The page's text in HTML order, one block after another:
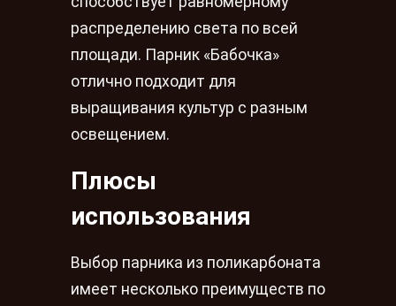
распределению света по всей
площади. Парник «Бабочка»
отлично подходит для
выращивания культур с разным
освещением.
Плюсы
использования
Выбор парника из поликарбоната
имеет несколько преимуществ по